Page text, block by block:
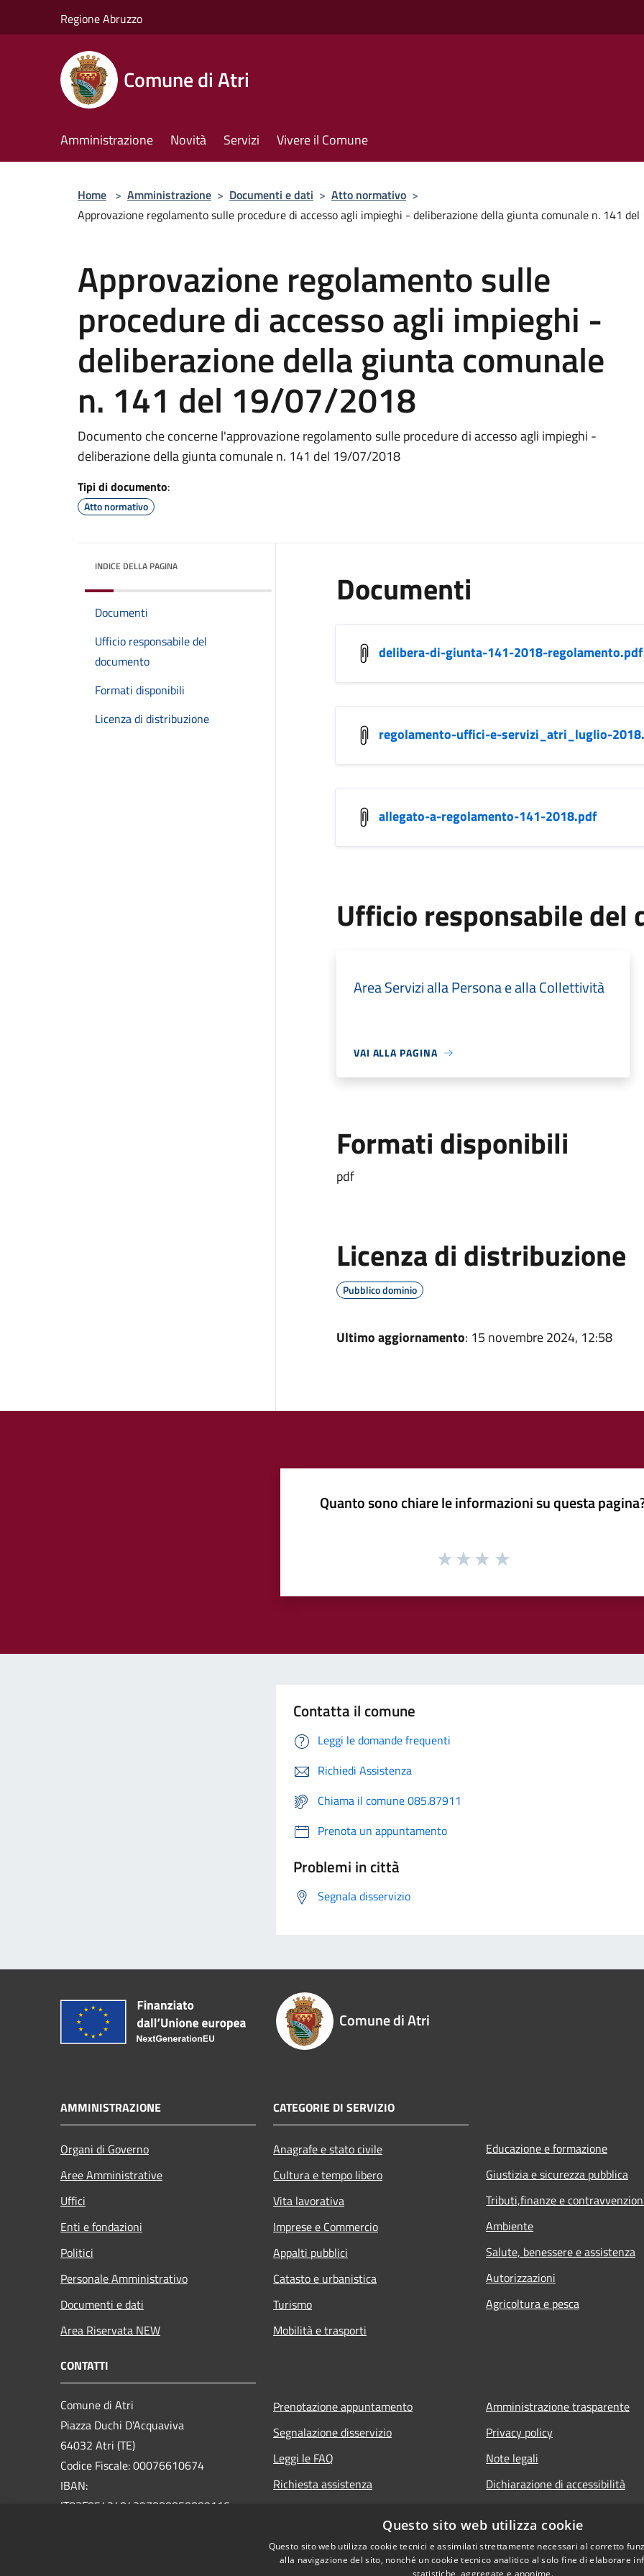
Regione Abruzzo
Comune di Atri
Amministrazione Novità Servizi Vivere il Comune
Home > Amministrazione > Documenti e dati > Atto normativo >
Approvazione regolamento sulle procedure di accesso agli impieghi - deliberazione della giunta comunale n. 141
Approvazione regolamento sulle
procedure di accesso agli impieghi -
deliberazione della giunta comunale
n. 141 del 19/07/2018
Documento che concerne l'approvazione regolamento sulle procedure di accesso agli impieghi -
deliberazione della giunta comunale n. 141 del 19/07/2018
Tipi di documento:
Atto normativo
INDICE DELLA PAGINA
Documenti
Ufficio responsabile del
documento
Formati disponibili
Licenza di distribuzione
Documenti
delibera-di-giunta-141-2018-regolamento.pdf
regolamento-uffici-e-servizi_atri_luglio-
allegato-a-regolamento-141-2018.pdf
Ufficio responsabile del
Area Servizi alla Persona e alla Collettività
VAI ALLA PAGINA
Formati disponibili
pdf
Licenza di distribuzione
Pubblico dominio
Ultimo aggiornamento: 15 novembre 2024, 12:58
Quanto sono chiare le informazioni su questa
Contatta il comune
Leggi le domande frequenti
Richiedi Assistenza
Chiama il comune 085.87911
Prenota un appuntamento
Problemi in città
Segnala disservizio
Comune di Atri
AMMINISTRAZIONE
Organi di Governo
Aree Amministrative
Uffici
Enti e fondazioni
Politici
Personale Amministrativo
Documenti e dati
Area Riservata NEW
CATEGORIE DI SERVIZIO
Anagrafe e stato civile
Cultura e tempo libero
Vita lavorativa
Imprese e Commercio
Appalti pubblici
Catasto e urbanistica
Turismo
Mobilità e trasporti
Educazione e formazione
Giustizia e sicurezza pubblica
Tributi,finanze e
Ambiente
Salute, benessere e assistenza
Autorizzazioni
Agricoltura e pesca
CONTATTI
Comune di Atri
Piazza Duchi D'Acquaviva
64032 Atri (TE)
Codice Fiscale: 00076610674
IBAN:
IT83F0542404297000050009116
Prenotazione appuntamento
Segnalazione disservizio
Leggi le FAQ
Richiesta assistenza
Amministrazione trasparente
Privacy policy
Note legali
Dichiarazione di accessibilità
Questo sito web utilizza cookie
Questo sito web utilizza cookie tecnici e assimilati strettamente necessari al corretto
alla navigazione del sito, nonché un cookie tecnico analitico al solo fine di elaborare
statistiche, aggregate e anonime.